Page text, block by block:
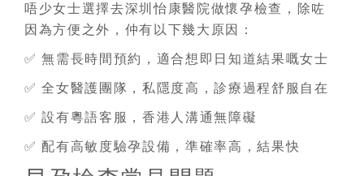
唔少女士選擇去深圳怡康醫院做懷孕檢查，除咗
因為方便之外，仲有以下幾大原因：
✅ 無需長時間預約，適合想即日知道結果嘅女士
✅ 全女醫護團隊，私隱度高，診療過程舒服自在
✅ 設有粵語客服，香港人溝通無障礙
✅ 配有高敏度驗孕設備，準確率高，結果快